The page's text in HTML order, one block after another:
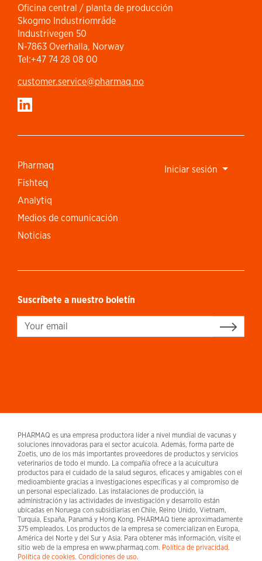
Oficina central / planta de producción
Skogmo Industriområde
Industrivegen 50
N-7863 Overhalla, Norway
Tel:+47 74 28 08 00
customer.service​@pharmaq.no
Pharmaq
Fishteq
Analytiq
Medios de comunicación
Noticias
Iniciar sesión
Suscríbete a nuestro boletín
Sign up
PHARMAQ es una empresa productora líder a nivel mundial de vacunas y
soluciones innovadoras para el sector acuícola. Además, forma parte de
Zoetis, uno de los más importantes proveedores de productos y servicios
veterinarios de todo el mundo. La compañía ofrece a la acuicultura
productos para el cuidado de la salud seguros, eficaces y amigables con el
medioambiente gracias a investigaciones específicas y al compromiso de
un personal especializado. Las instalaciones de producción, la
administración y las actividades de investigación y desarrollo están
ubicadas en Noruega con subsidiarias en Chile, Reino Unido, Vietnam,
Turquía, España, Panamá y Hong Kong. PHARMAQ tiene aproximadamente
375 empleados. Los productos de la empresa se comercializan en Europa,
América del Norte y del Sur y Asia. Para obtener más información, visite el
sitio web de la empresa en www.pharmaq.com. Política de privacidad.
Política de cookies. Condiciones de uso.